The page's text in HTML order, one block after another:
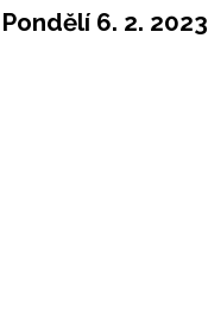
Pondělí 6. 2. 2023